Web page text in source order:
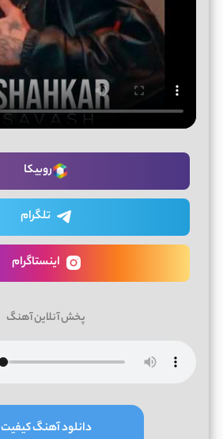
روبیکا
تلگرام
اینستاگرام
پخش آنلاین آهنگ
دانلود آهنگ کیفیت 320